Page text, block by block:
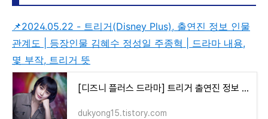
📌2024.05.22 - 트리거(Disney Plus), 출연진 정보 인물
관계도 | 등장인물 김혜수 정성일 주종혁 | 드라마 내용,
몇 부작, 트리거 뜻
[디즈니 플러스 드라마] 트리거 출연진 정보 | 인물 관계도, 등장인물 김혜수 정성일 주종혁 | 드
dukyong15.tistory.com